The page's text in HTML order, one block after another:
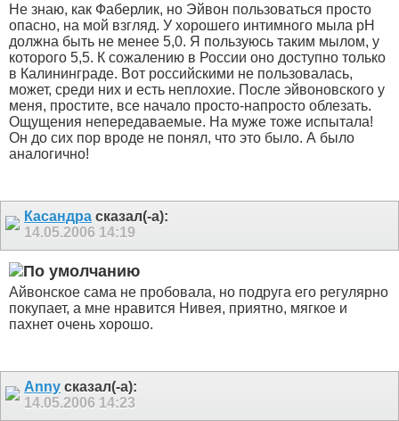
Не знаю, как Фаберлик, но Эйвон пользоваться просто
опасно, на мой взгляд. У хорошего интимного мыла pH
должна быть не менее 5,0. Я пользуюсь таким мылом, у
которого 5,5. К сожалению в России оно доступно только
в Калининграде. Вот российскими не пользовалась,
может, среди них и есть неплохие. После эйвоновского у
меня, простите, все начало просто-напросто облезать.
Ощущения непередаваемые. На муже тоже испытала!
Он до сих пор вроде не понял, что это было. А было
аналогично!
Касандра сказал(-а):
14.05.2006 14:19
Айвонское сама не пробовала, но подруга его регулярно
покупает, а мне нравится Нивея, приятно, мягкое и
пахнет очень хорошо.
Anny сказал(-а):
14.05.2006 14:23